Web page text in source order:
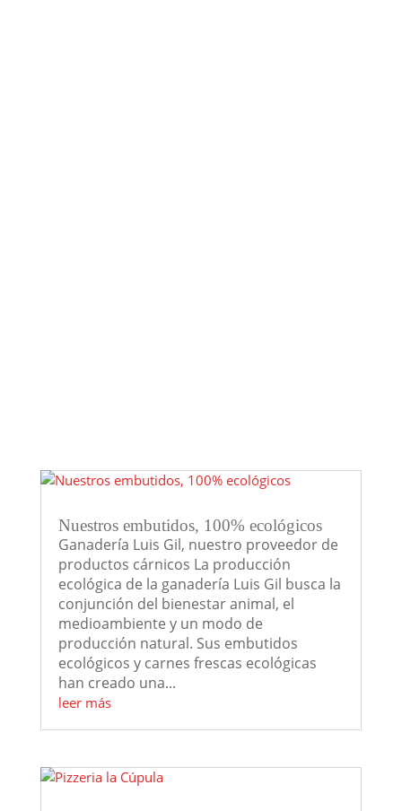
Nuestros embutidos, 100% ecológicos
Ganadería Luis Gil, nuestro proveedor de
productos cárnicos La producción
ecológica de la ganadería Luis Gil busca la
conjunción del bienestar animal, el
medioambiente y un modo de
producción natural. Sus embutidos
ecológicos y carnes frescas ecológicas
han creado una...
leer más